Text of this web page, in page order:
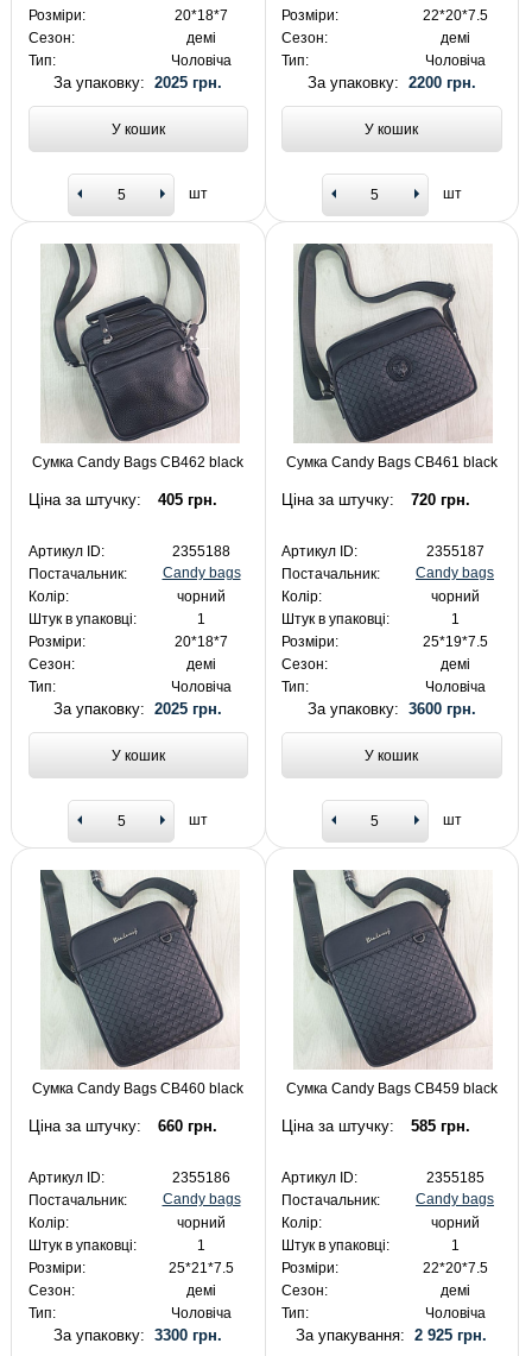
Розміри:
20*18*7
Сезон:
демі
Тип:
Чоловіча
За упаковку:2025 грн.
У кошик
шт
Розміри:
22*20*7.5
Сезон:
демі
Тип:
Чоловіча
За упаковку: 2200 грн.
У кошик
шт
Сумка Candy Bags CB462 black
Ціна за штучку: 405 грн.
Артикул ID:
2355188
Постачальник:
Candy bags
Колір:
чорний
Штук в упаковці:
1
Розміри:
20*18*7
Сезон:
демі
Тип:
Чоловіча
За упаковку:2025 грн.
У кошик
шт
Сумка Candy Bags CB461 black
Ціна за штучку: 720 грн.
Артикул ID:
2355187
Постачальник:
Candy bags
Колір:
чорний
Штук в упаковці:
1
Розміри:
25*19*7.5
Сезон:
демі
Тип:
Чоловіча
За упаковку: 3600 грн.
У кошик
шт
Сумка Candy Bags CB460 black
Ціна за штучку: 660 грн.
Артикул ID:
2355186
Постачальник:
Candy bags
Колір:
чорний
Штук в упаковці:
1
Розміри:
25*21*7.5
Сезон:
демі
Тип:
Чоловіча
За упаковку:3300 грн.
Сумка Candy Bags CB459 black
Ціна за штучку: 585 грн.
Артикул ID:
2355185
Постачальник:
Candy bags
Колір:
чорний
Штук в упаковці:
1
Розміри:
22*20*7.5
Сезон:
демі
Тип:
Чоловіча
За упакування:2 925 грн.